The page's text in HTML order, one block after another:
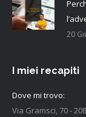
20
I miei recapiti
Dove mi trovo:
Via Gramsci, 70 -